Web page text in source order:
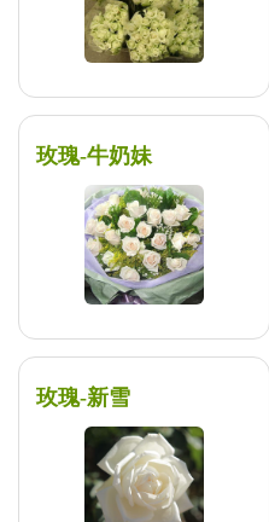
玫瑰-牛奶妹
玫瑰-新雪